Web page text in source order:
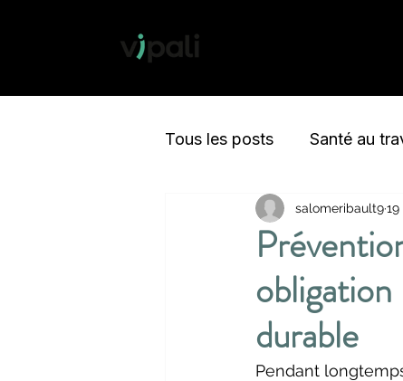
Tous les posts Santé au
Environnement
Objectifs Résilience
durable
salomeribault919
Pendant